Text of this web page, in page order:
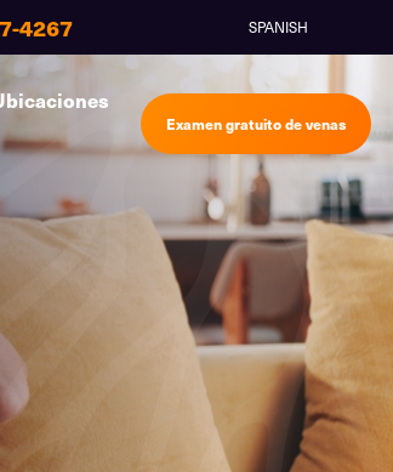
4267 SPANISH
Examen gratuito de venas